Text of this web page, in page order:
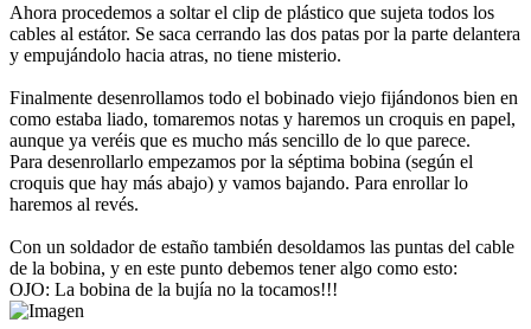
Ahora procedemos a soltar el clip de plástico que sujeta todos los
cables al estátor. Se saca cerrando las dos patas por la parte delantera
y empujándolo hacia atras, no tiene misterio.
Finalmente desenrollamos todo el bobinado viejo fijándonos bien en
como estaba liado, tomaremos notas y haremos un croquis en papel,
aunque ya veréis que es mucho más sencillo de lo que parece.
Para desenrollarlo empezamos por la séptima bobina (según el
croquis que hay más abajo) y vamos bajando. Para enrollar lo
haremos al revés.
Con un soldador de estaño también desoldamos las puntas del cable
de la bobina, y en este punto debemos tener algo como esto:
OJO: La bobina de la bujía no la tocamos!!!